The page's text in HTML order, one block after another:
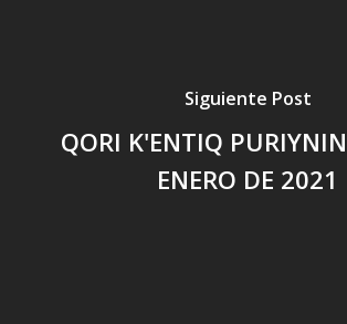
Siguiente Post
QORI K'ENTIQ
ENERO DE 2021